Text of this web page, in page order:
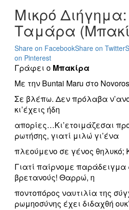
Μικρό
Ταμάρα
Share on FacebookShare on Twitter
on Pinterest
Γράφει ο Μπακίρα
Με την Buntai Maru στο
Σε βλέπω. Δεν πρόλαβα
κι’έχεις ήδη
απορίες…Κι’ετοιμάζεσαι
ρωτήσης, γιατί μιλώ γι’ένα
πλεούμενο σε γένος θηλυκό;
Γιατί παίρνομε παράδειγμα
βρετανούς! Θαρρώ, η
ποντοπόρος ναυτιλία της
ρωμηοσύνης έχει διδαχθή